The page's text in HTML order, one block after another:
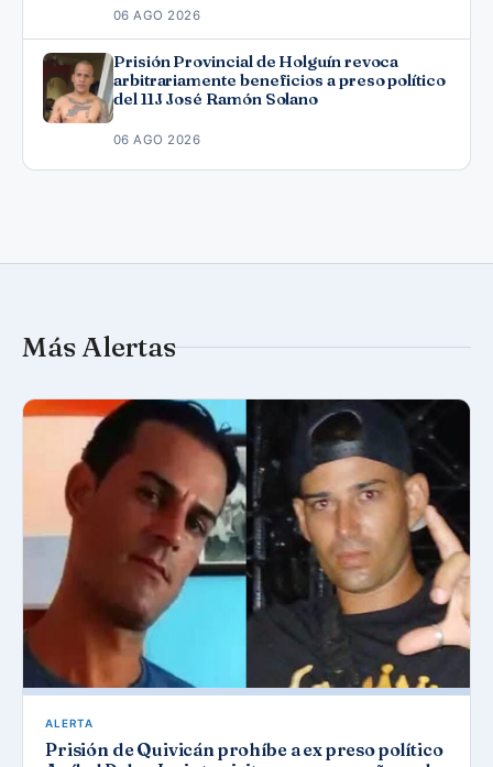
06 AGO 2026
Prisión Provincial de Holguín revoca
arbitrariamente beneficios a preso político
del 11J José Ramón Solano
06 AGO 2026
Más Alertas
ALERTA
Prisión de Quivicán prohíbe a ex preso político